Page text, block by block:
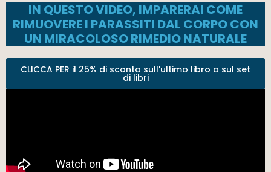
IN QUESTO VIDEO, IMPARERAI COME
RIMUOVERE I PARASSITI DAL CORPO CON
UN MIRACOLOSO RIMEDIO NATURALE
CLICCA PER il 25% di sconto sull'ultimo libro o sul set
di libri